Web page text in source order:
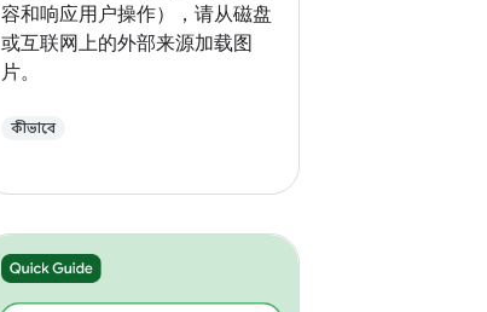
容和响应用户操作），请从磁盘
或互联网上的外部来源加载图
片。
কীভাবে